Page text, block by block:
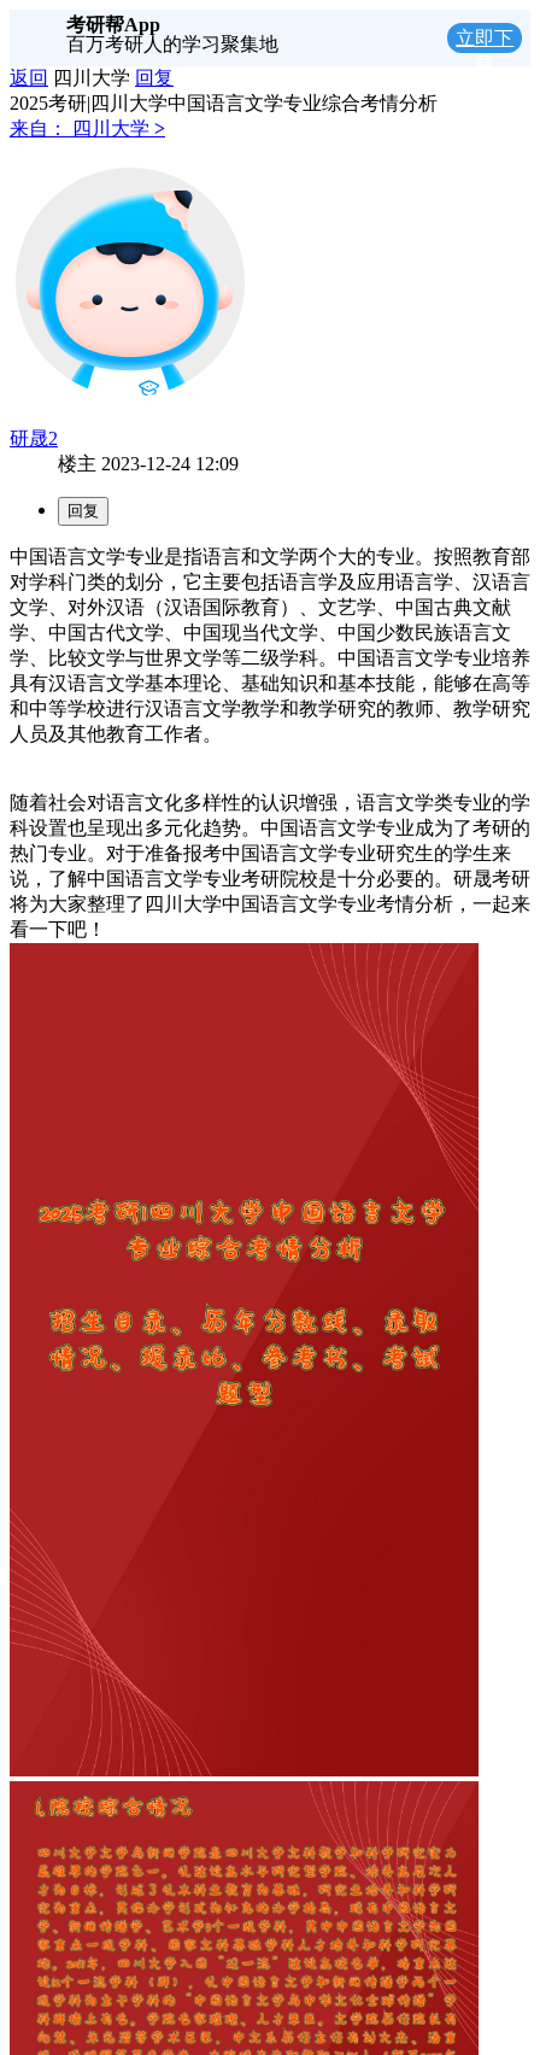
考研帮App
百万考研人的学习聚集地
立即下
返回 四川大学 回复
2025考研|四川大学中国语言文学专业综合考情分析
来自：
四川大学 >
研晟2
楼主 2023-12-24 12:09
中国语言文学专业是指语言和文学两个大的专业。按照教育部
对学科门类的划分，它主要包括语言学及应用语言学、汉语言
文学、对外汉语（汉语国际教育）、文艺学、中国古典文献
学、中国古代文学、中国现当代文学、中国少数民族语言文
学、比较文学与世界文学等二级学科。中国语言文学专业培养
具有汉语言文学基本理论、基础知识和基本技能，能够在高等
和中等学校进行汉语言文学教学和教学研究的教师、教学研究
人员及其他教育工作者。
随着社会对语言文化多样性的认识增强，语言文学类专业的学
科设置也呈现出多元化趋势。中国语言文学专业成为了考研的
热门专业。对于准备报考中国语言文学专业研究生的学生来
说，了解中国语言文学专业考研院校是十分必要的。研晟考研
将为大家整理了四川大学中国语言文学专业考情分析，一起来
看一下吧！